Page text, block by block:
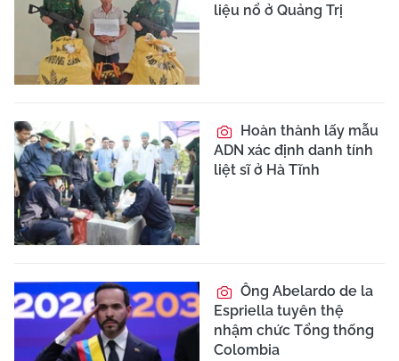
liệu nổ ở Quảng Trị
Hoàn thành lấy mẫu
ADN xác định danh tính
liệt sĩ ở Hà Tĩnh
Ông Abelardo de la
Espriella tuyên thệ
nhậm chức Tổng thống
Colombia